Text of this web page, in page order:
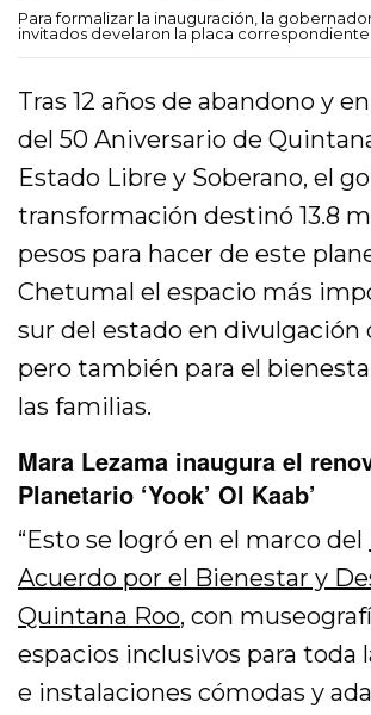
Para formalizar la inauguración, la
invitados develaron la placa correspondiente.
Tras 12 años de abandono y
del 50 Aniversario de
Estado Libre y Soberano, el
transformación destinó 13.8
pesos para hacer de este
Chetumal el espacio más
sur del estado en divulgación
pero también para el
las familias.
Mara Lezama inaugura el
Planetario ‘Yook’ Ol Kaab’
“Esto se logró en el marco del
Acuerdo por el Bienestar y
Quintana Roo, con
espacios inclusivos para toda
e instalaciones cómodas y